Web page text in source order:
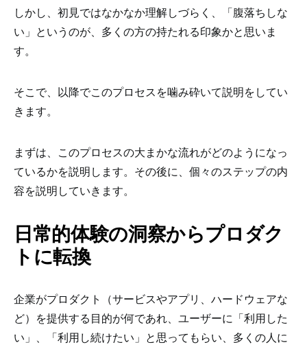
しかし、初見ではなかなか理解しづらく、「腹落ちしな
い」というのが、多くの方の持たれる印象かと思いま
す。
そこで、以降でこのプロセスを噛み砕いて説明をしてい
きます。
まずは、このプロセスの大まかな流れがどのようになっ
ているかを説明します。その後に、個々のステップの内
容を説明していきます。
日常的体験の洞察からプロダク
トに転換
企業がプロダクト（サービスやアプリ、ハードウェアな
ど）を提供する目的が何であれ、ユーザーに「利用した
い」、「利用し続けたい」と思ってもらい、多くの人に